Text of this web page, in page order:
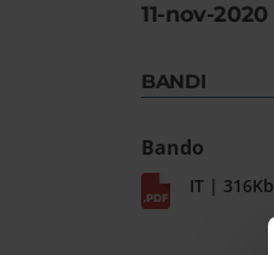
11-nov-
BANDI
Bando
IT | 316Kb